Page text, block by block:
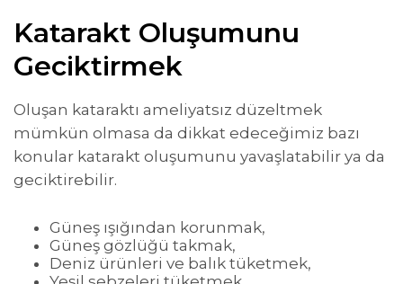
Katarakt Oluşumunu
Geciktirmek
Oluşan kataraktı ameliyatsız düzeltmek
mümkün olmasa da dikkat edeceğimiz bazı
konular katarakt oluşumunu yavaşlatabilir ya da
geciktirebilir.
Güneş ışığından korunmak,
Güneş gözlüğü takmak,
Deniz ürünleri ve balık tüketmek,